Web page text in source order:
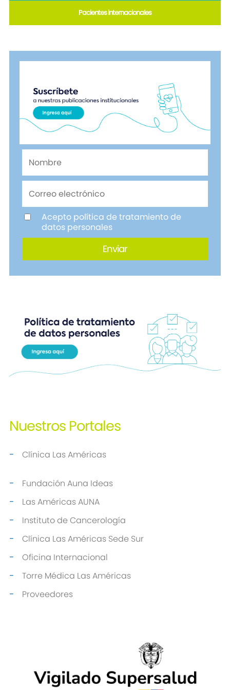
Pacientes internacionales
Acepto política de tratamiento de
datos personales
Nuestros Portales
Clínica Las Américas
Fundación Auna Ideas
Las Américas AUNA
Instituto de Cancerología
Clínica Las Américas Sede Sur
Oficina Internacional
Torre Médica Las Américas
Proveedores